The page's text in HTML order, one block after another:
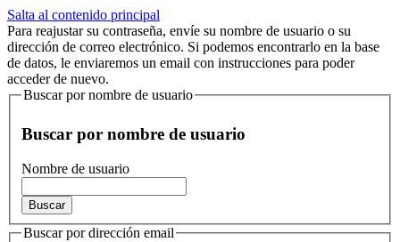
Salta al contenido principal
Para reajustar su contraseña, envíe su nombre de usuario o su
dirección de correo electrónico. Si podemos encontrarlo en la base
de datos, le enviaremos un email con instrucciones para poder
acceder de nuevo.
Buscar por nombre de usuario
Buscar por nombre de usuario
Nombre de usuario
Buscar por dirección email